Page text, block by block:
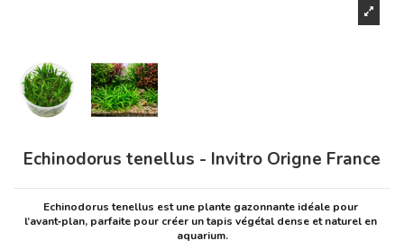
Echinodorus tenellus - Invitro Origne France
Echinodorus tenellus est une plante gazonnante idéale pour
l’avant‑plan, parfaite pour créer un tapis végétal dense et naturel en
aquarium.